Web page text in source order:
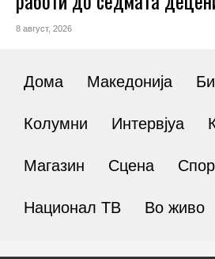
8 август, 2026
Дома Македонија
Колумни Интервјуа
Магазин Сцена
Национал ТВ Во живо